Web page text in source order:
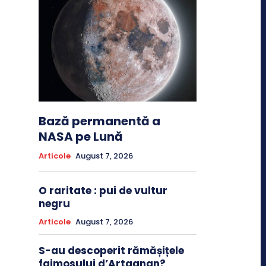
Bază permanentă a
NASA pe Lună
Articole August 7, 2026
O raritate : pui de vultur
negru
Articole August 7, 2026
S-au descoperit rămășițele